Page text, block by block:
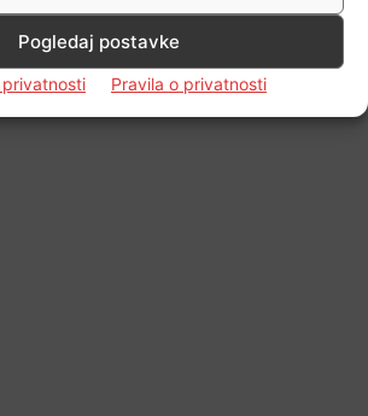
Pogledaj postavke
privatnosti Pravila o privatnosti